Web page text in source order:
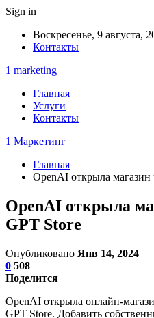
Sign in
Воскресенье, 9 августа,
Контакты
1 marketing
Главная
Услуги
Контакты
1 Маркетинг
Главная
OpenAI открыла магазин
OpenAI открыла
GPT Store
Опубликовано Янв 14, 2024
0 508
Поделится
OpenAI открыла онлайн-
GPT Store. Добавить